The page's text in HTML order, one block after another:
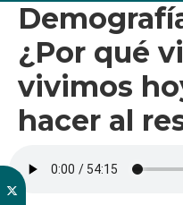
¿Por qué
vivimos
hacer al